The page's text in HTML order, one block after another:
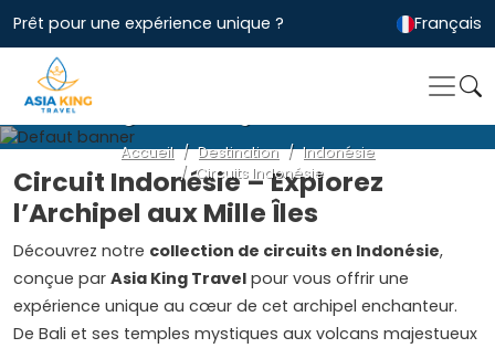
Prêt pour une expérience unique ? Français
Circuits Indonésie
Accueil Destination
Indonésie
Circuits Indonésie
Circuit Indonésie – Explorez
l’Archipel aux Mille Îles
Découvrez notre collection de circuits en Indonésie,
conçue par Asia King Travel pour vous offrir une
expérience unique au cœur de cet archipel enchanteur.
De Bali et ses temples mystiques aux volcans majestueux